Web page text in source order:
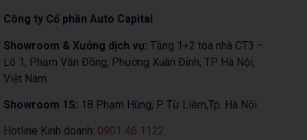
Công ty Cổ phần Auto Capital
Showroom & Xưởng dịch vụ: Tầng 1+2 tòa nhà CT3 –
Lô 1, Phạm Văn Đồng, Phường Xuân Đỉnh, TP Hà Nội,
Việt Nam.
Showroom 1S: 18 Phạm Hùng, P. Từ Liêm,Tp. Hà Nội
Hotline Kinh doanh: 0901 46 1122